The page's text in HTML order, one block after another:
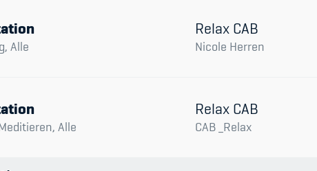
Alle
Relax CAB
Nicole Herren
Alle
Relax CAB
CAB _Relax